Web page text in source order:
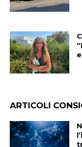
ARTICOLI